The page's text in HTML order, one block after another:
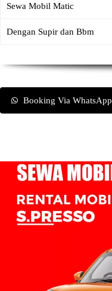
Sewa Mobil Matic
Dengan Supir dan Bbm
Booking Via WhatsApp